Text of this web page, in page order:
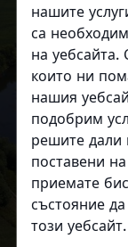
нашите
са
на уебсайта.
които ни
нашия
подобрим
решите дали
поставени
приемате
състояние
този уебсайт.